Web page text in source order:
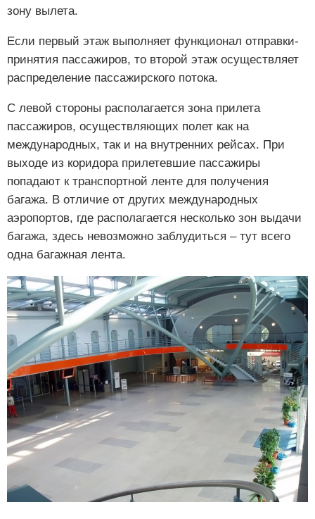
зону вылета.
Если первый этаж выполняет функционал отправки-
принятия пассажиров, то второй этаж осуществляет
распределение пассажирского потока.
С левой стороны располагается зона прилета
пассажиров, осуществляющих полет как на
международных, так и на внутренних рейсах. При
выходе из коридора прилетевшие пассажиры
попадают к транспортной ленте для получения
багажа. В отличие от других международных
аэропортов, где располагается несколько зон выдачи
багажа, здесь невозможно заблудиться – тут всего
одна багажная лента.